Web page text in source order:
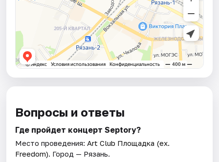
Вопросы и ответы
Где пройдет концерт Septory?
Место проведения:Art Club Площадка (ex.
Freedom). Город — Рязань.